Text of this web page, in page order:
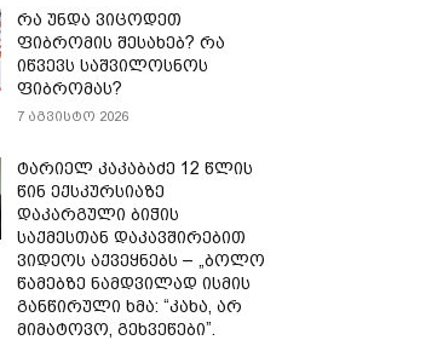
რა უნდა ვიცოდეთ
ფიბრომის შესახებ? რა
იწვევს საშვილოსნოს
ფიბრომას?
7 აგვისტო 2026
ტარიელ კაკაბაძე 12 წლის
წინ ექსკურსიაზე
დაკარგული ბიჭის
საქმესთან დაკავშირებით
ვიდეოს აქვეყნებს – „ბოლო
წამებზე ნამდვილად ისმის
განწირული ხმა: “კახა, არ
მიმატოვო, გეხვეწები”.